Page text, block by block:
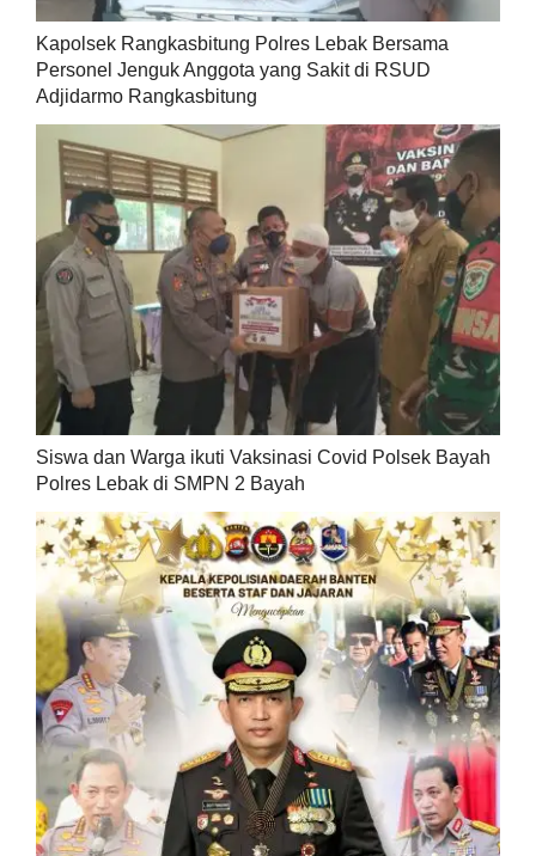
Kapolsek Rangkasbitung Polres Lebak Bersama
Personel Jenguk Anggota yang Sakit di RSUD
Adjidarmo Rangkasbitung
Siswa dan Warga ikuti Vaksinasi Covid Polsek Bayah
Polres Lebak di SMPN 2 Bayah